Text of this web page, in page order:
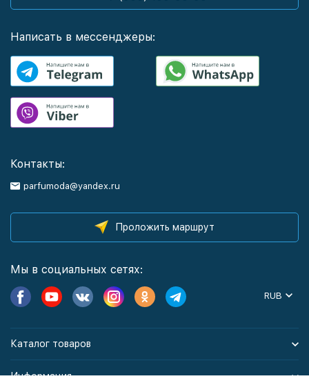
Написать в мессенджеры:
Контакты:
parfumoda@yandex.ru
Проложить маршрут
Мы в социальных сетях:
RUB
Каталог товаров
Информация